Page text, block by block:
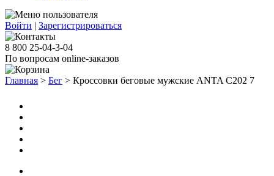
Войти | Зарегистрироваться
8 800 25-04-3-04
По вопросам online-заказов
Главная > Бег > Кроссовки беговые мужские ANTA С202 7